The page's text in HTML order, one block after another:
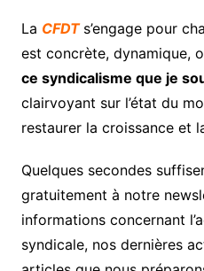
La CFDT s’engage pour
est concrète, dynamique,
ce syndicalisme que je
clairvoyant sur l’état du
restaurer la croissance et
Quelques secondes
gratuitement à notre
informations concernant
syndicale, nos dernières